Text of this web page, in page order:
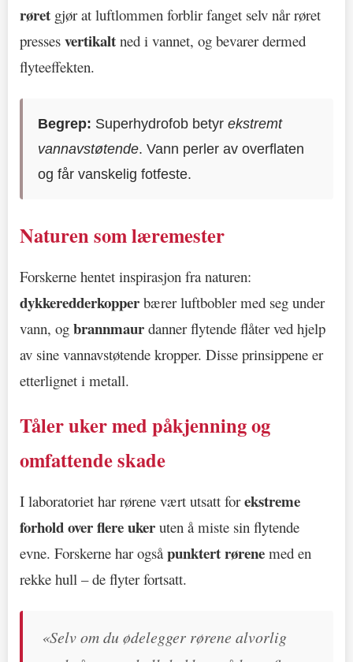
røret gjør at luftlommen forblir fanget selv når røret
presses vertikalt ned i vannet, og bevarer dermed
flyteeffekten.
Begrep: Superhydrofob betyrekstremt
vannavstøtende. Vann perler av overflaten
og får vanskelig fotfeste.
Naturen som læremester
Forskerne hentet inspirasjon fra naturen:
dykkeredderkopper bærer luftbobler med seg under
vann, og brannmaur danner flytende flåter ved hjelp
av sine vannavstøtende kropper. Disse prinsippene er
etterlignet i metall.
Tåler uker med påkjenning og
omfattende skade
I laboratoriet har rørene vært utsatt forekstreme
forhold over flere uker uten å miste sin flytende
evne. Forskerne har ogsåpunktert rørene med en
rekke hull – de flyter fortsatt.
«Selv om du ødelegger rørene alvorlig